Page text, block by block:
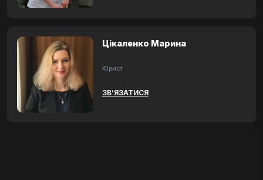
Цікаленко Марина
Юрист
ЗВ’ЯЗАТИСЯ